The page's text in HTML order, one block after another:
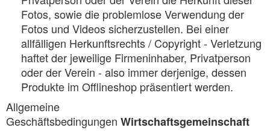
Fotos, sowie die problemlose Verwendung der
Fotos und Videos sicherzustellen. Bei einer
allfälligen Herkunftsrechts / Copyright - Verletzung
haftet der jeweilige Firmeninhaber, Privatperson
oder der Verein - also immer derjenige, dessen
Produkte im Offlineshop präsentiert werden.
Allgemeine
Geschäftsbedingungen Wirtschaftsgemeinschaft